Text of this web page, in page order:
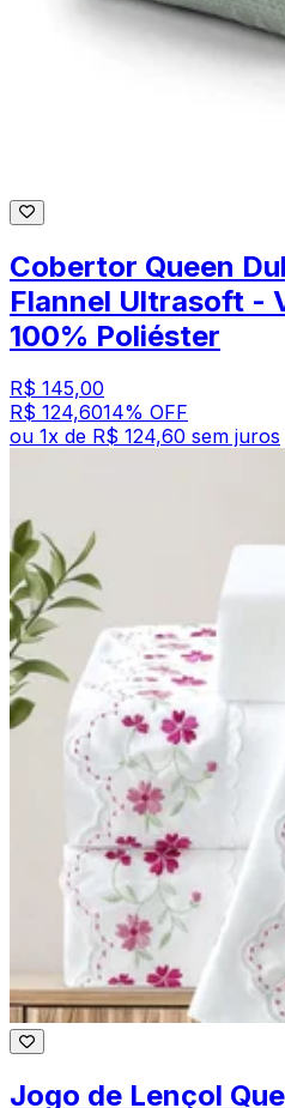
Cobertor Queen
Flannel Ultrasoft -
100% Poliéster
R$ 145,00
R$ 124,6014% OFF
ou 1x de R$ 124,60 sem juros
Jogo de Lençol